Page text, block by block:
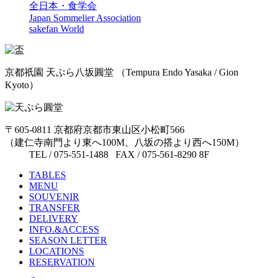
全日本・食学会
Japan Sommelier Association
sakefan World
京都祇園 天ぷら八坂圓堂 （Tempura Endo Yasaka / Gion
Kyoto）
〒605-0811 京都府京都市東山区小松町566
（建仁寺南門より東へ100M、八坂の搭より西へ150M）
TEL / 075-551-1488 FAX / 075-561-8290 8F
TABLES
MENU
SOUVENIR
TRANSFER
DELIVERY
INFO.&ACCESS
SEASON LETTER
LOCATIONS
RESERVATION